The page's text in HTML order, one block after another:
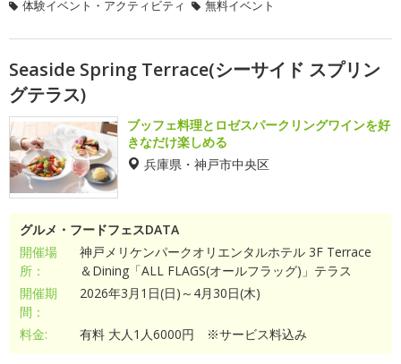
体験イベント・アクティビティ 無料イベント
Seaside Spring Terrace(シーサイド スプリン
グテラス)
ブッフェ料理とロゼスパークリングワインを好
きなだけ楽しめる
兵庫県・神戸市中央区
グルメ・フードフェスDATA
開催場
所：
神戸メリケンパークオリエンタルホテル 3F Terrace
＆Dining「ALL FLAGS(オールフラッグ)」テラス
開催期
間：
2026年3月1日(日)～4月30日(木)
料金: 有料 大人1人6000円 ※サービス料込み